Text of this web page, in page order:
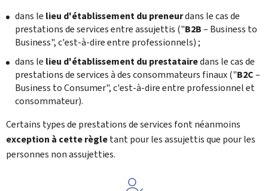
dans le lieu d'établissement du preneurdans le cas de
prestations de services entre assujettis ("B2B– Business to
Business", c'est-à-dire entre professionnels) ;
dans le lieu d'établissement du prestatairedans le cas de
prestations de services à des consommateurs finaux ("B2C–
Business to Consumer", c'est-à-dire entre professionnel et
consommateur).
Certains types de prestations de services font néanmoins
exception à cette règletant pour les assujettis que pour les
personnes non assujetties.